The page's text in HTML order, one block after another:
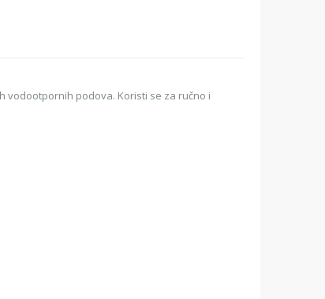
podova. Koristi se za ručno i